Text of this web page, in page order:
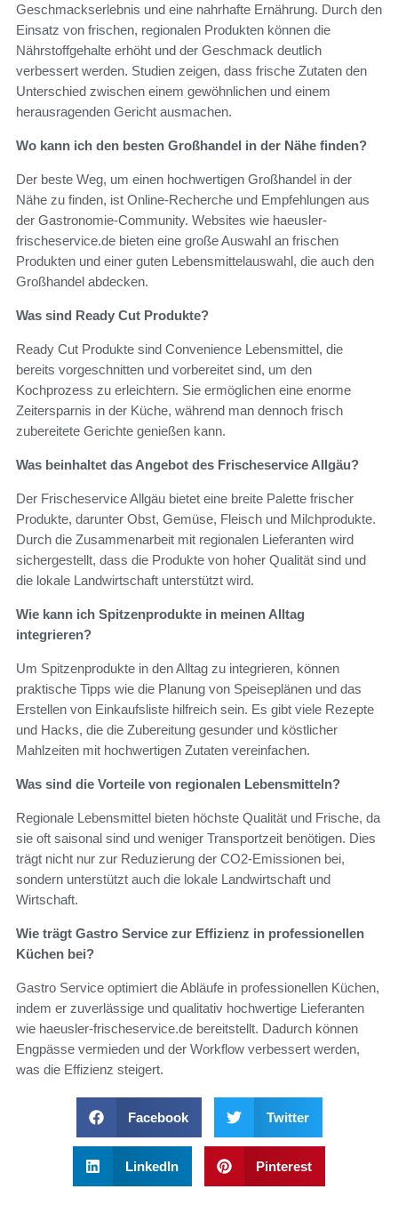
Geschmackserlebnis und eine nahrhafte Ernährung. Durch den
Einsatz von frischen, regionalen Produkten können die
Nährstoffgehalte erhöht und der Geschmack deutlich
verbessert werden. Studien zeigen, dass frische Zutaten den
Unterschied zwischen einem gewöhnlichen und einem
herausragenden Gericht ausmachen.
Wo kann ich den besten Großhandel in der Nähe finden?
Der beste Weg, um einen hochwertigen Großhandel in der
Nähe zu finden, ist Online-Recherche und Empfehlungen aus
der Gastronomie-Community. Websites wie haeusler-
frischeservice.de bieten eine große Auswahl an frischen
Produkten und einer guten Lebensmittelauswahl, die auch den
Großhandel abdecken.
Was sind Ready Cut Produkte?
Ready Cut Produkte sind Convenience Lebensmittel, die
bereits vorgeschnitten und vorbereitet sind, um den
Kochprozess zu erleichtern. Sie ermöglichen eine enorme
Zeitersparnis in der Küche, während man dennoch frisch
zubereitete Gerichte genießen kann.
Was beinhaltet das Angebot des Frischeservice Allgäu?
Der Frischeservice Allgäu bietet eine breite Palette frischer
Produkte, darunter Obst, Gemüse, Fleisch und Milchprodukte.
Durch die Zusammenarbeit mit regionalen Lieferanten wird
sichergestellt, dass die Produkte von hoher Qualität sind und
die lokale Landwirtschaft unterstützt wird.
Wie kann ich Spitzenprodukte in meinen Alltag
integrieren?
Um Spitzenprodukte in den Alltag zu integrieren, können
praktische Tipps wie die Planung von Speiseplänen und das
Erstellen von Einkaufsliste hilfreich sein. Es gibt viele Rezepte
und Hacks, die die Zubereitung gesunder und köstlicher
Mahlzeiten mit hochwertigen Zutaten vereinfachen.
Was sind die Vorteile von regionalen Lebensmitteln?
Regionale Lebensmittel bieten höchste Qualität und Frische, da
sie oft saisonal sind und weniger Transportzeit benötigen. Dies
trägt nicht nur zur Reduzierung der CO2-Emissionen bei,
sondern unterstützt auch die lokale Landwirtschaft und
Wirtschaft.
Wie trägt Gastro Service zur Effizienz in professionellen
Küchen bei?
Gastro Service optimiert die Abläufe in professionellen Küchen,
indem er zuverlässige und qualitativ hochwertige Lieferanten
wie haeusler-frischeservice.de bereitstellt. Dadurch können
Engpässe vermieden und der Workflow verbessert werden,
was die Effizienz steigert.
Facebook Twitter
LinkedIn Pinterest